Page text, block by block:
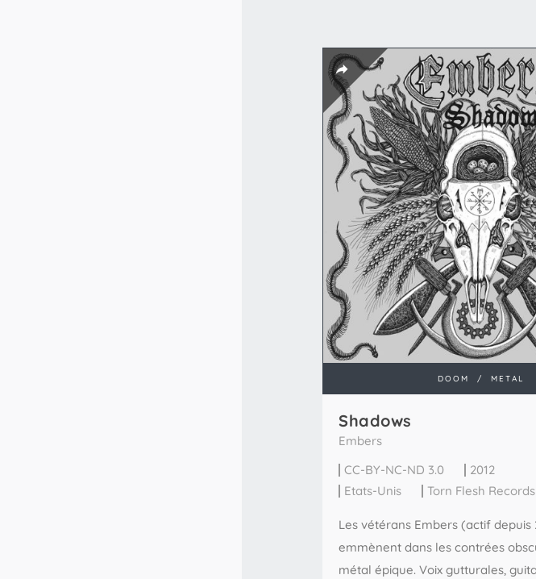
DOOM / METAL
Shadows
Embers
CC-BY-NC-ND 3.0
2012
Etats-Unis
Torn Flesh Records
Les vétérans Embers (actif depuis
emmènent dans les contrées
métal épique. Voix gutturales,